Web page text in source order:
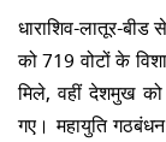
धाराशिव-लातूर-
को 719 वोटों के
मिले, वहीं देशमुख
गए। महायुति